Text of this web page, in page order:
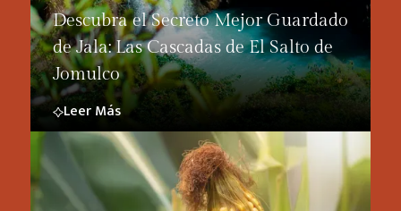
Descubra el Secreto Mejor Guardado
de Jala: Las Cascadas de El Salto de
Jomulco
Leer Más